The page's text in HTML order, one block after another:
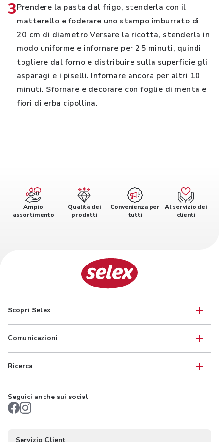
3Prendere la pasta dal frigo, stenderla con il
matterello e foderare uno stampo imburrato di
20 cm di diametro Versare la ricotta, stenderla in
modo uniforme e infornare per 25 minuti, quindi
togliere dal forno e distribuire sulla superficie gli
asparagi e i piselli. Infornare ancora per altri 10
minuti. Sfornare e decorare con foglie di menta e
fiori di erba cipollina.
Ampio
assortimento
Qualità dei
prodotti
Convenienza per
tutti
Al servizio dei
clienti
Scopri Selex
Comunicazioni
Ricerca
Seguici anche sui social
Servizio Clienti